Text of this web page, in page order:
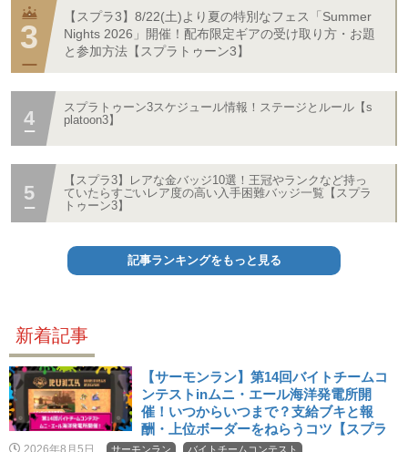
【スプラ3】8/22(土)より夏の特別なフェス「Summer
Nights 2026」開催！配布限定ギアの受け取り方・お題
と参加方法【スプラトゥーン3】
スプラトゥーン3スケジュール情報！ステージとルール【s
platoon3】
【スプラ3】レアな金バッジ10選！王冠やランクなど持っ
ていたらすごいレア度の高い入手困難バッジ一覧【スプラ
トゥーン3】
記事ランキングをもっと見る
新着記事
【サーモンラン】第14回バイトチームコ
ンテストinムニ・エール海洋発電所開
催！いつからいつまで？支給ブキと報
酬・上位ボーダーをねらうコツ【スプラ
3・バチコン】
2026年8月5日 サーモンラン バイトチームコンテスト